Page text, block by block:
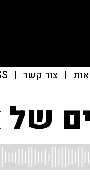
| צור קשר |
של